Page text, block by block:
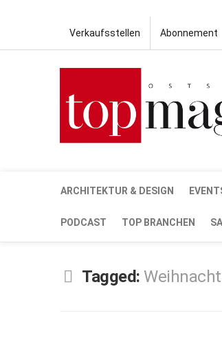
Verkaufsstellen Abonnement
ARCHITEKTUR & DESIGN
PODCAST TOP BRANCHEN
Tagged: